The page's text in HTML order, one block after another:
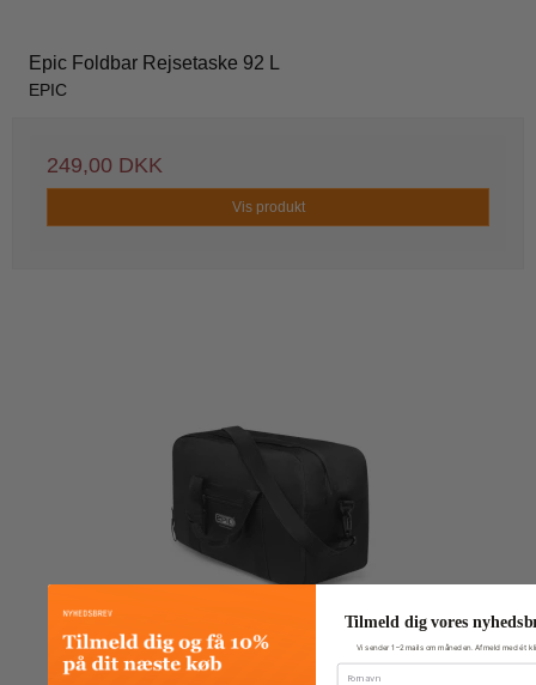
Epic Foldbar Rejsetaske 92 L
EPIC
249,00 DKK
Vis produkt
Tilmeld dig vores
Vi sender 1–2 mails om måneden. Afmeld med ét
Fornavn